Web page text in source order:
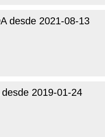
desde 2021-08-13
2019-01-24